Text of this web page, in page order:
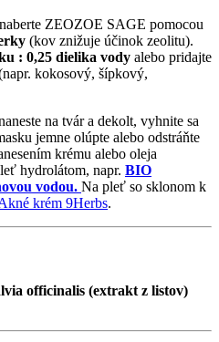
naberte ZEOZOE SAGE pomocou
(kov znižuje účinok zeolitu).
: 0,25 dielika vody alebo pridajte
kokosový, šípkový,
na tvár a dekolt, vyhnite sa
jemne olúpte alebo odstráňte
krému alebo oleja
hydrolátom, napr. BIO
vodou. Na pleť so sklonom k
krém 9Herbs.
officinalis (extrakt z listov)